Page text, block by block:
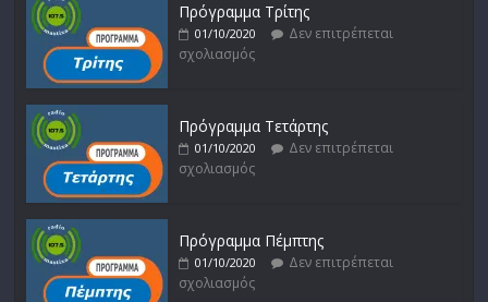
Πρόγραμμα Τρίτης
01/10/2020
Δεν επιτρέπεται
σχολιασμός
Πρόγραμμα Τετάρτης
01/10/2020
Δεν επιτρέπεται
σχολιασμός
Πρόγραμμα Πέμπτης
01/10/2020
Δεν επιτρέπεται
σχολιασμός